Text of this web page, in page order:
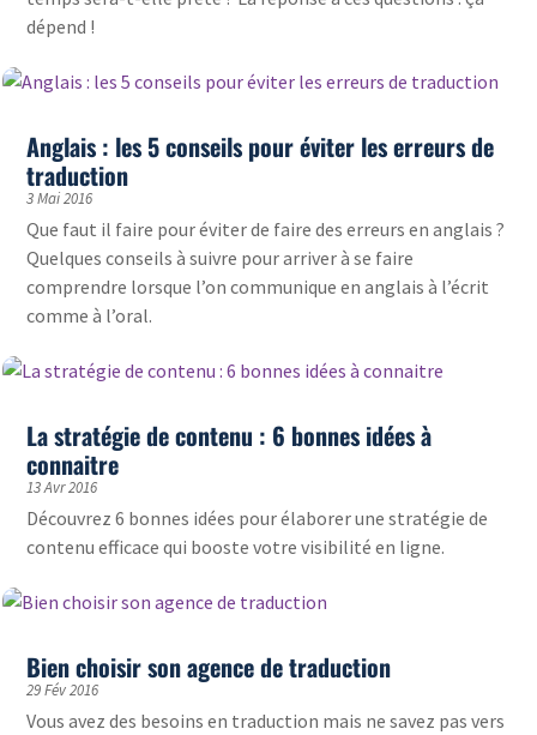
dépend !
Anglais : les 5 conseils pour éviter les erreurs de
traduction
3 Mai 2016
Que faut il faire pour éviter de faire des erreurs en anglais ?
Quelques conseils à suivre pour arriver à se faire
comprendre lorsque l’on communique en anglais à l’écrit
comme à l’oral.
La stratégie de contenu : 6 bonnes idées à
connaitre
13 Avr 2016
Découvrez 6 bonnes idées pour élaborer une stratégie de
contenu efficace qui booste votre visibilité en ligne.
Bien choisir son agence de traduction
29 Fév 2016
Vous avez des besoins en traduction mais ne savez pas vers